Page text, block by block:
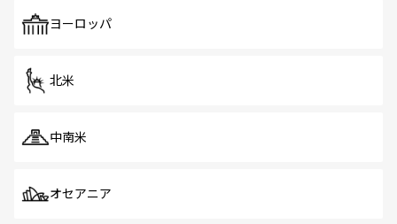
で、ホーカーズは地元の風情を楽しめる外せないスポット
ヨーロッパ
北米
中南米
オセアニア